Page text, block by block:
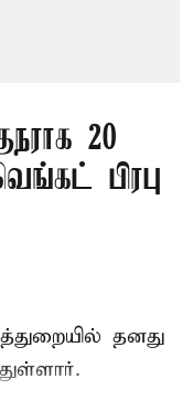
20
பிரபு
தனது